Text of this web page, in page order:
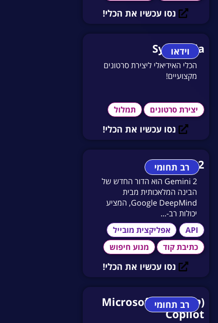
נסו עכשיו את הכלי!
וידאו
Synthesia
הכלי האידיאלי ליצירת סרטונים
מקצועיים!
יצירת סרטונים תמלול
נסו עכשיו את הכלי!
רב תחומי
Gemini 2
Gemini 2 הוא הדור החדש של
הבינה המלאכותית מבית
Google DeepMind, המציע
יכולות רב-...
API
אפליקצית מובייל
כתיבת קוד
מנוע חיפוש
נסו עכשיו את הכלי!
רב תחומי(קופיילוט) Microsoft
Copilot